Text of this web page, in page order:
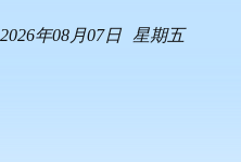
2026年08月07日 星期五